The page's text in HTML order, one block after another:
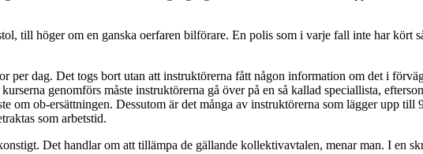
till höger om en ganska oerfaren bilförare. En polis som i varje fall inte har
per dag. Det togs bort utan att instruktörerna fått någon information om det i
genomförs måste instruktörerna gå över på en så kallad speciallista,
om ob-ersättningen. Dessutom är det många av instruktörerna som lägger upp
som arbetstid.
Det handlar om att tillämpa de gällande kollektivavtalen, menar man. I en